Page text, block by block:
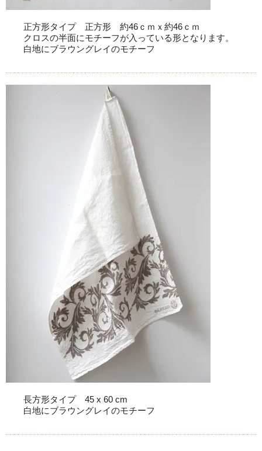
正方形タイプ 正方形 約46ｃｍｘ約46ｃｍ
クロスの半面にモチーフが入っている形となります。
白地にブラウングレイのモチーフ
長方形タイプ 45 x 60 cm
白地にブラウングレイのモチーフ